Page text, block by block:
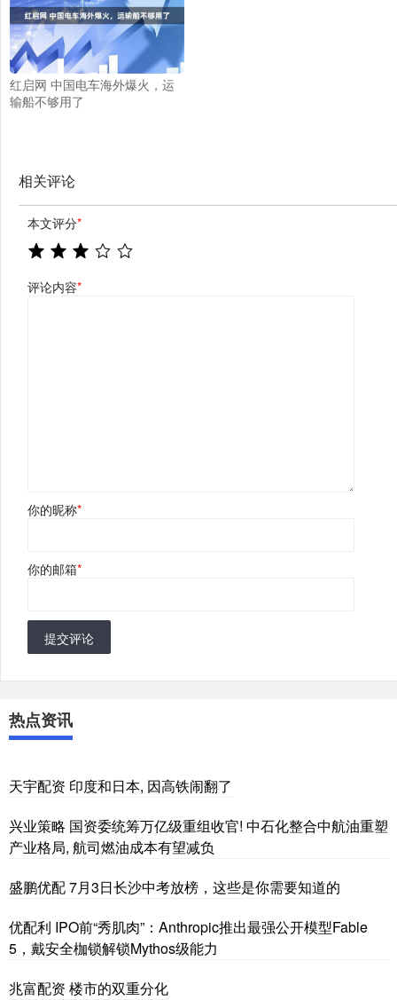
红启网 中国电车海外爆火，运
输船不够用了
相关评论
本文评分*
评论内容*
你的昵称*
你的邮箱*
提交评论
热点资讯
天宇配资 印度和日本, 因高铁闹翻了
兴业策略 国资委统筹万亿级重组收官! 中石化整合中航油重塑
产业格局, 航司燃油成本有望减负
盛鹏优配 7月3日长沙中考放榜，这些是你需要知道的
优配利 IPO前“秀肌肉”：Anthropic推出最强公开模型Fable
5，戴安全枷锁解锁Mythos级能力
兆富配资 楼市的双重分化